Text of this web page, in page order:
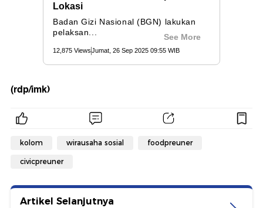
(rdp/imk)
kolom wirausaha sosial foodpreuner
civicpreuner
Artikel Selanjutnya